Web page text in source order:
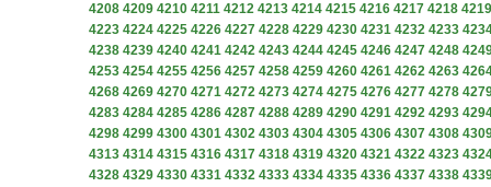
4208 4209 4210 4211 4212 4213 4214 4215 4216 4217 4218 4219
4223 4224 4225 4226 4227 4228 4229 4230 4231 4232 4233
4238 4239 4240 4241 4242 4243 4244 4245 4246 4247 4248
4253 4254 4255 4256 4257 4258 4259 4260 4261 4262 4263
4268 4269 4270 4271 4272 4273 4274 4275 4276 4277 4278
4283 4284 4285 4286 4287 4288 4289 4290 4291 4292 4293
4298 4299 4300 4301 4302 4303 4304 4305 4306 4307 4308
4313 4314 4315 4316 4317 4318 4319 4320 4321 4322 4323
4328 4329 4330 4331 4332 4333 4334 4335 4336 4337 4338